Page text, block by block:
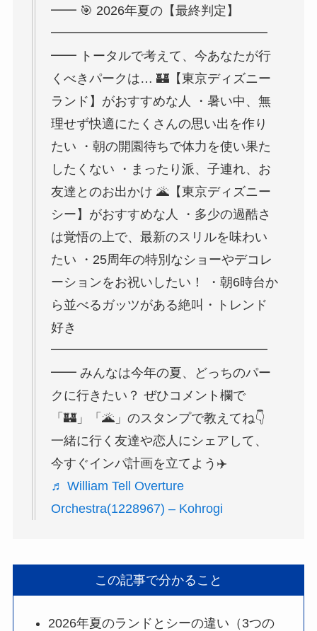
━━ 🎯 2026年夏の【最終判定】
━━━━━━━━━━━━━━━━━
━━ トータルで考えて、今あなたが行
くべきパークは… 🏰【東京ディズニー
ランド】がおすすめな人 ・暑い中、無
理せず快適にたくさんの思い出を作り
たい ・朝の開園待ちで体力を使い果た
したくない ・まったり派、子連れ、お
友達とのお出かけ 🌋【東京ディズニー
シー】がおすすめな人 ・多少の過酷さ
は覚悟の上で、最新のスリルを味わい
たい ・25周年の特別なショーやデコレ
ーションをお祝いしたい！ ・朝6時台か
ら並べるガッツがある絶叫・トレンド
好き
━━━━━━━━━━━━━━━━━
━━ みんなは今年の夏、どっちのパー
クに行きたい？ ぜひコメント欄で
「🏰」「🌋」のスタンプで教えてね👇
一緒に行く友達や恋人にシェアして、
今すぐインパ計画を立てよう✈️
♬ William Tell Overture
Orchestra(1228967) – Kohrogi
この記事で分かること
2026年夏のランドとシーの違い（3つの